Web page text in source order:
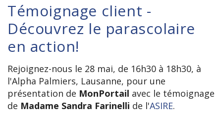
Témoignage client -
Découvrez le parascolaire
en action!
Rejoignez-nous le 28 mai, de 16h30 à 18h30, à
l'Alpha Palmiers, Lausanne, pour une
présentation de MonPortail avec le témoignage
de Madame Sandra Farinelli de l'ASIRE.